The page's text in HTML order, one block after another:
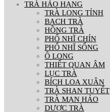
TRÀ HẢO HẠNG
TRÀ LONG TỈNH
BẠCH TRÀ
HỒNG TRÀ
PHỔ NHĨ CHÍN
PHỔ NHĨ SỐNG
Ô LONG
THIẾT QUAN ÂM
LỤC TRÀ
BÍCH LOA XUÂN
TRÀ SHAN TUYẾT
TRÀ MẠN HẢO
DƯỢC TRÀ